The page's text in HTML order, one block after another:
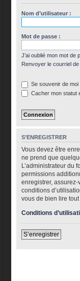
Nom d’utilisateur :
Mot de passe :
J’ai oublié mon mot de
Renvoyer le courriel
Se souvenir de moi
Cacher mon statut
S’ENREGISTRER
Vous devez être
ne prend que
L’administrateur du
permissions
enregistrer,
conditions
vous de bien lire
Conditions
S’enregistrer